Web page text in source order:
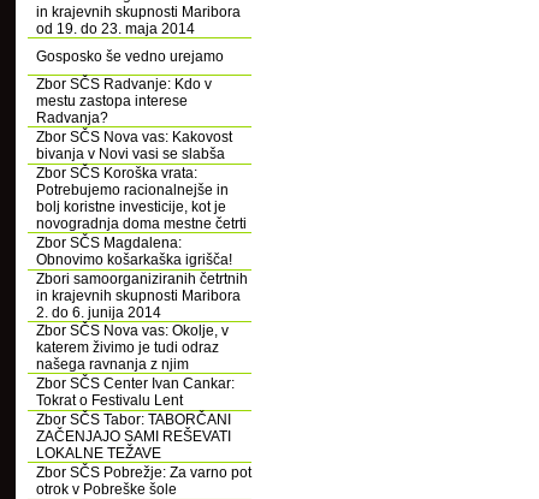
in krajevnih skupnosti Maribora
od 19. do 23. maja 2014
Gosposko še vedno urejamo
Zbor SČS Radvanje: Kdo v
mestu zastopa interese
Radvanja?
Zbor SČS Nova vas: Kakovost
bivanja v Novi vasi se slabša
Zbor SČS Koroška vrata:
Potrebujemo racionalnejše in
bolj koristne investicije, kot je
novogradnja doma mestne četrti
Zbor SČS Magdalena:
Obnovimo košarkaška igrišča!
Zbori samoorganiziranih četrtnih
in krajevnih skupnosti Maribora
2. do 6. junija 2014
Zbor SČS Nova vas: Okolje, v
katerem živimo je tudi odraz
našega ravnanja z njim
Zbor SČS Center Ivan Cankar:
Tokrat o Festivalu Lent
Zbor SČS Tabor: TABORČANI
ZAČENJAJO SAMI REŠEVATI
LOKALNE TEŽAVE
Zbor SČS Pobrežje: Za varno pot
otrok v Pobreške šole